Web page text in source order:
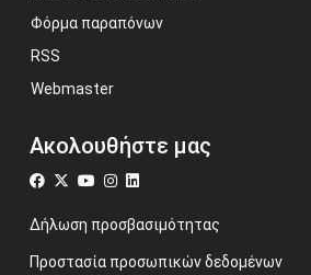
Φόρμα παραπόνων
RSS
Webmaster
Ακολουθήστε μας
Δήλωση προσβασιμότητας
Προστασία προσωπικών δεδομένων